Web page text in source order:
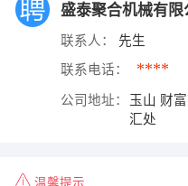
盛泰聚合机械有限
联系人： 先生
联系电话： ****
公司地址：
玉山 财
汇处
温馨提示